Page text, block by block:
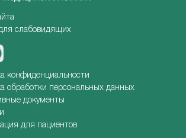
слабовидящих
конфиденциальности
обработки персональных данных
документы
для пациентов